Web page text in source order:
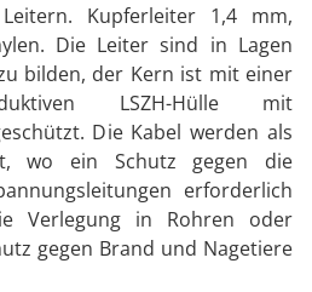
Kupferleiter 1,4 mm,
Die Leiter sind in Lagen
bilden, der Kern ist mit einer
LSZH-Hülle mit
Die Kabel werden als
wo ein Schutz gegen die
erforderlich
Verlegung in Rohren oder
gegen Brand und Nagetiere